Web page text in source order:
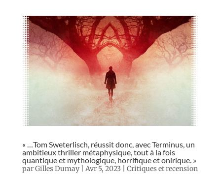
« …Tom Sweterlisch, réussit donc, avec Terminus, un
ambitieux thriller métaphysique, tout à la fois
quantique et mythologique, horrifique et onirique. »
parGilles Dumay| Avr 5, 2023 Critiques et recension